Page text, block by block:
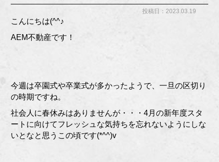
投稿日：2023.03.19
こんにちは(^^♪
AEM不動産です！
今週は卒園式や卒業式が多かったようで、一旦の区切り
の時期ですね。
社会人に春休みはありませんが・・・4月の新年度スタ
ートに向けてフレッシュな気持ちを忘れないようにしな
いとなと思うこの頃です(*^^)v